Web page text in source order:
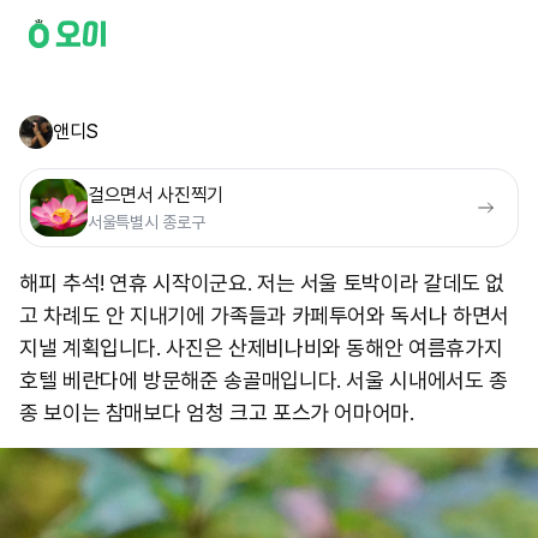
앤디S
걸으면서 사진찍기
서울특별시 종로구
해피 추석! 연휴 시작이군요. 저는 서울 토박이라 갈데도 없
고 차례도 안 지내기에 가족들과 카페투어와 독서나 하면서
지낼 계획입니다. 사진은 산제비나비와 동해안 여름휴가지
호텔 베란다에 방문해준 송골매입니다. 서울 시내에서도 종
종 보이는 참매보다 엄청 크고 포스가 어마어마.